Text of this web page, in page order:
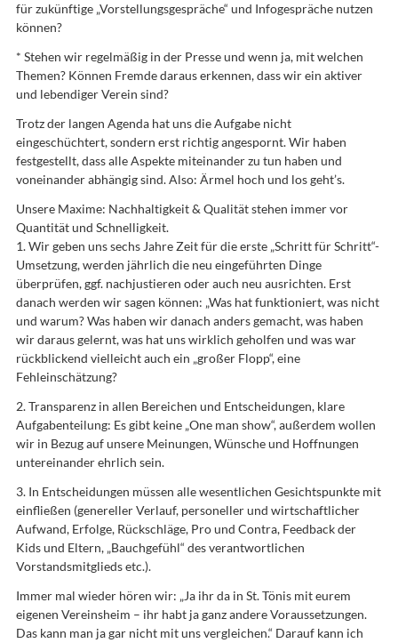
für zukünftige „Vorstellungsgespräche“ und Infogespräche nutzen
können?
* Stehen wir regelmäßig in der Presse und wenn ja, mit welchen
Themen? Können Fremde daraus erkennen, dass wir ein aktiver
und lebendiger Verein sind?
Trotz der langen Agenda hat uns die Aufgabe nicht
eingeschüchtert, sondern erst richtig angespornt. Wir haben
festgestellt, dass alle Aspekte miteinander zu tun haben und
voneinander abhängig sind. Also: Ärmel hoch und los geht’s.
Unsere Maxime: Nachhaltigkeit & Qualität stehen immer vor
Quantität und Schnelligkeit.
1. Wir geben uns sechs Jahre Zeit für die erste „Schritt für Schritt“-
Umsetzung, werden jährlich die neu eingeführten Dinge
überprüfen, ggf. nachjustieren oder auch neu ausrichten. Erst
danach werden wir sagen können: „Was hat funktioniert, was nicht
und warum? Was haben wir danach anders gemacht, was haben
wir daraus gelernt, was hat uns wirklich geholfen und was war
rückblickend vielleicht auch ein „großer Flopp“, eine
Fehleinschätzung?
2. Transparenz in allen Bereichen und Entscheidungen, klare
Aufgabenteilung: Es gibt keine „One man show“, außerdem wollen
wir in Bezug auf unsere Meinungen, Wünsche und Hoffnungen
untereinander ehrlich sein.
3. In Entscheidungen müssen alle wesentlichen Gesichtspunkte mit
einfließen (genereller Verlauf, personeller und wirtschaftlicher
Aufwand, Erfolge, Rückschläge, Pro und Contra, Feedback der
Kids und Eltern, „Bauchgefühl“ des verantwortlichen
Vorstandsmitglieds etc.).
Immer mal wieder hören wir: „Ja ihr da in St. Tönis mit eurem
eigenen Vereinsheim – ihr habt ja ganz andere Voraussetzungen.
Das kann man ja gar nicht mit uns vergleichen.“ Darauf kann ich